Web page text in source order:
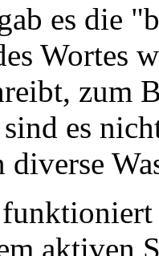
es die
Wortes
zum
sind es
diverse
aktiven